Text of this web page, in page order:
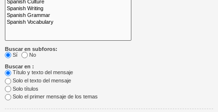
Buscar en subforos:
Sí
No
Buscar en :
Título y texto del mensaje
Solo el texto del mensaje
Solo títulos
Solo el primer mensaje de los temas